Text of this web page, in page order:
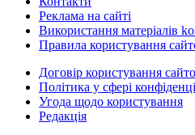
Реклама на сайті
Використання матеріалів
Правила користування
Договір користування
Політика у сфері
Угода щодо користування
Редакція